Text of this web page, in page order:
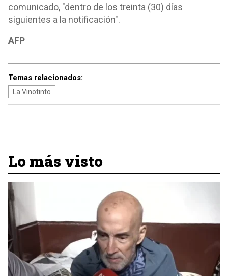
comunicado, "dentro de los treinta (30) días
siguientes a la notificación".
AFP
Temas relacionados:
La Vinotinto
Lo más visto